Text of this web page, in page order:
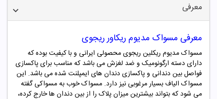
معرفی
معرفی مسواک مدیوم ریکاور ریجوی
مسواک مدیوم ریکلین ریجوی محصولی ایرانی و با کیفیت بوده که
دارای دسته ارگونومیک و ضد لغزش می باشد که مناسب برای پاکسازی
فواصل بین دندانی و پاکسازی دندان های ایمپلنت شده می باشد. این
مسواک الیاف بسیار مرغوبی نیز دارد. مسواک خوب به مسواکی گفته
می شود که بتواند بیشترین میزان پلاک را از بین دندان ها خارج کرده،